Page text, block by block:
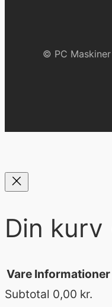
© PC Maskiner
Din kurv
Vare Informationer
Subtotal 0,00 kr.